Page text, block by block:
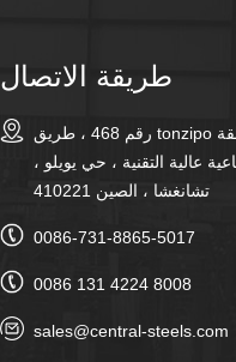
طريقة الاتصال
رقم 468 ، طريق tonzipo الغربي ، منطقة
عالية التقنية ، حي يويلو ،
تشانغشا ، الصين 410221
0086-731-8865-5017
0086 131 4224 8008
sales@central-steels.com